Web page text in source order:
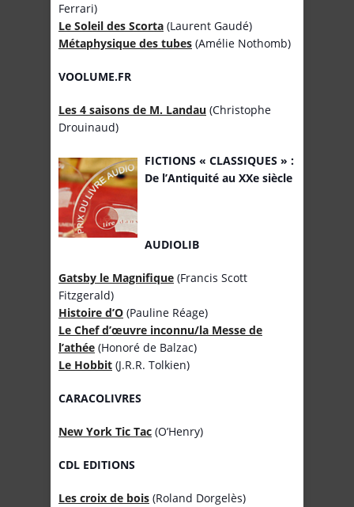
Ferrari)
Le Soleil des Scorta (Laurent Gaudé)
Métaphysique des tubes (Amélie Nothomb)
VOOLUME.FR
Les 4 saisons de M. Landau (Christophe
Drouinaud)
FICTIONS « CLASSIQUES » :
De l’Antiquité au XXe siècle
AUDIOLIB
Gatsby le Magnifique (Francis Scott
Fitzgerald)
Histoire d’O (Pauline Réage)
Le Chef d’œuvre inconnu/la Messe de
l’athée (Honoré de Balzac)
Le Hobbit (J.R.R. Tolkien)
CARACOLIVRES
New York Tic Tac (O’Henry)
CDL EDITIONS
Les croix de bois (Roland Dorgelès)